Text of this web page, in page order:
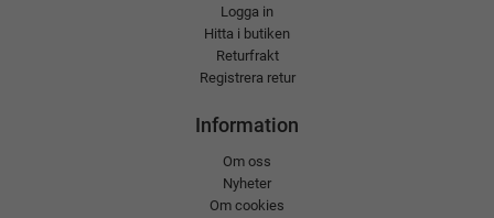
Logga in
Hitta i butiken
Returfrakt
Registrera retur
Information
Om oss
Nyheter
Om cookies